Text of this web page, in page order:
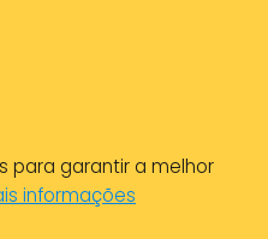
para garantir a melhor
informações